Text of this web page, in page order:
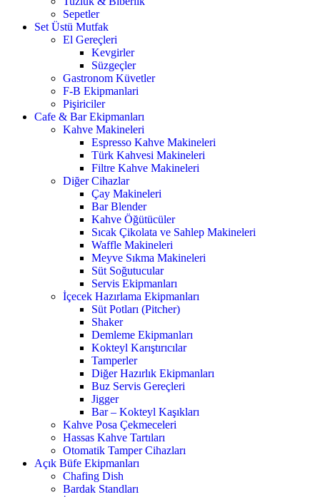
Sepetler
Set Üstü Mutfak
El Gereçleri
Kevgirler
Süzgeçler
Gastronom Küvetler
F-B Ekipmanlari
Pişiriciler
Cafe & Bar Ekipmanları
Kahve Makineleri
Espresso Kahve Makineleri
Türk Kahvesi Makineleri
Filtre Kahve Makineleri
Diğer Cihazlar
Çay Makineleri
Bar Blender
Kahve Öğütücüler
Sıcak Çikolata ve Sahlep Makineleri
Waffle Makineleri
Meyve Sıkma Makineleri
Süt Soğutucular
Servis Ekipmanları
İçecek Hazırlama Ekipmanları
Süt Potları (Pitcher)
Shaker
Demleme Ekipmanları
Kokteyl Karıştırıcılar
Tamperler
Diğer Hazırlık Ekipmanları
Buz Servis Gereçleri
Jigger
Bar – Kokteyl Kaşıkları
Kahve Posa Çekmeceleri
Hassas Kahve Tartıları
Otomatik Tamper Cihazları
Açık Büfe Ekipmanları
Chafing Dish
Bardak Standları